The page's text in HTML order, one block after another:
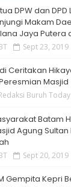
DPW dan DPD
Makam
Jaya Putera
Sept 23, 2019
Ceritakan
Masjid
Buruh Today
Batam
Agung
Sept 20, 2019
Gempita Kepri